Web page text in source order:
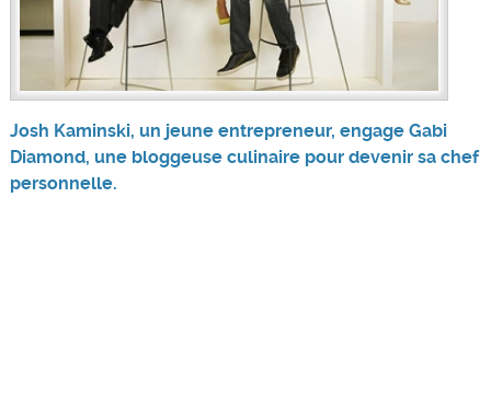
Josh Kaminski, un jeune entrepreneur, engage Gabi
Diamond, une bloggeuse culinaire pour devenir sa chef
personnelle.